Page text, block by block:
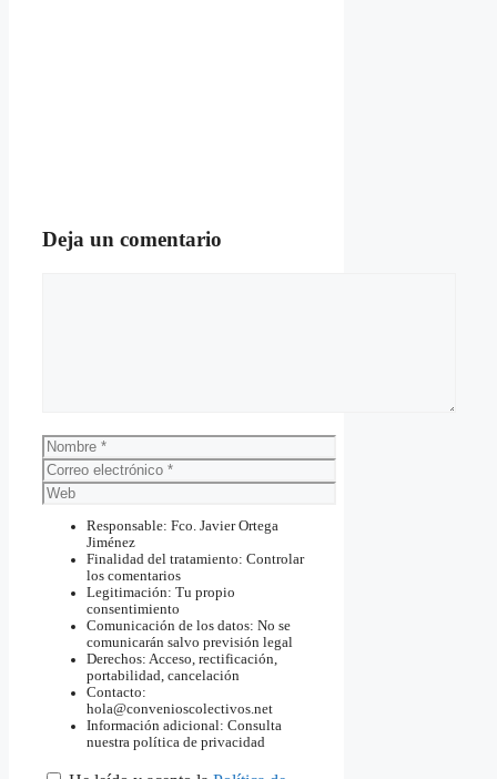
Deja un comentario
Nombre
Correo
electrónico
Web
Responsable: Fco. Javier Ortega
Jiménez
Finalidad del tratamiento: Controlar
los comentarios
Legitimación: Tu propio
consentimiento
Comunicación de los datos: No se
comunicarán salvo previsión legal
Derechos: Acceso, rectificación,
portabilidad, cancelación
Contacto:
hola@convenioscolectivos.net
Información adicional: Consulta
nuestra política de privacidad